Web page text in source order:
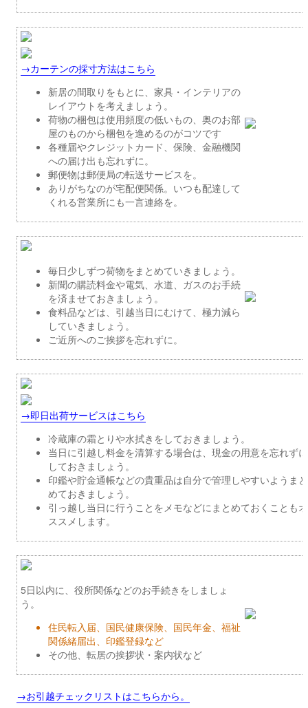
→カーテンの採寸方法はこちら
新居の間取りをもとに、家具・インテリアの
レイアウトを考えましょう。
荷物の梱包は使用頻度の低いもの、奥のお部
屋のものから梱包を進めるのがコツです
各種届やクレジットカード、保険、金融機関
への届け出も忘れずに。
郵便物は郵便局の転送サービスを。
ありがちなのが宅配便関係。いつも配達して
くれる営業所にも一言連絡を。
毎日少しずつ荷物をまとめていきましょう。
新聞の購読料金や電気、水道、ガスのお手続
を済ませておきましょう。
食料品などは、引越当日にむけて、極力減ら
していきましょう。
ご近所へのご挨拶を忘れずに。
→即日出荷サービスはこちら
冷蔵庫の霜とりや水拭きをしておきましょう。
当日に引越し料金を清算する場合は、現金の用意を忘れずに
しておきましょう。
印鑑や貯金通帳などの貴重品は自分で管理しやすいようまと
めておきましょう。
引っ越し当日に行うことをメモなどにまとめておくこともオ
ススメします。
5日以内に、役所関係などのお手続きをしましょ
う。
住民転入届、国民健康保険、国民年金、福祉
関係緒届出、印鑑登録など
その他、転居の挨拶状・案内状など
→お引越チェックリストはこちらから。